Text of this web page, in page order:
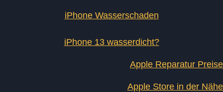
iPhone Wasserschaden
iPhone 13 wasserdicht?
Apple Reparatur Preise
Apple Store in der Nähe